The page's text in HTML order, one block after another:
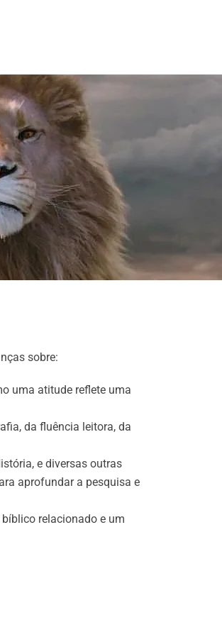
sobre:
uma atitude reflete uma
da fluência leitora, da
e diversas outras
aprofundar a pesquisa e
relacionado e um